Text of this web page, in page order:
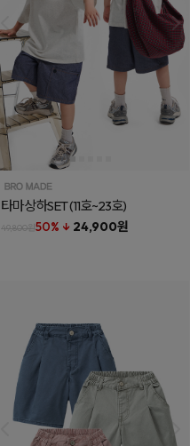
타마상하SET(11호~23호)
49,800원50% ↓ 24,900원